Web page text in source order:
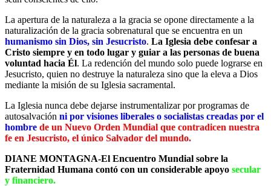
La apertura de la naturaleza a la gracia se opone directamente a la
naturalización de la gracia sobrenatural que se encuentra en un
humanismo sin Dios, sin Jesucristo. La Iglesia debe confesar a
Cristo siempre y en todo lugar y guiar a las personas de buena
voluntad hacia Él. La redención del mundo solo puede lograrse en
Jesucristo, quien no destruye la naturaleza sino que la eleva a Dios
mediante la misión de su Iglesia sacramental.
La Iglesia nunca debe dejarse instrumentalizar por programas de
autosalvación ni por visiones liberales o socialistas creadas por el
hombre de un Nuevo Orden Mundial que contradicen nuestra
fe en Jesucristo, el único Salvador del mundo.
DIANE MONTAGNA-El Encuentro Mundial sobre la
Fraternidad Humana contó con un considerable apoyo secular
y financiero.